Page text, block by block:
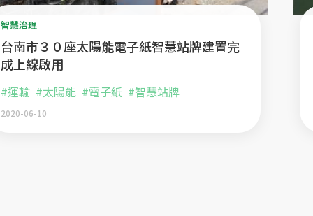
台南市３０座太陽能電子紙智慧站牌建置完
成上線啟用
智慧治理
#運輸 #太陽能 #電子紙 #智慧站牌
2020-06-10